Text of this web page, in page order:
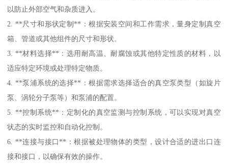
以防止外部空气和杂质进入。
2. **尺寸和形状定制**：根据安装空间和工作需求，量身定制真空
箱、管道或其他组件的尺寸和形状。
3. **材料选择**：选用耐高温、耐腐蚀或其他特定性质的材料，以
适应特定环境或处理特定物质。
4. **泵浦系统的选择**：根据需求选择适合的真空泵类型（如旋片
泵、涡轮分子泵等）和泵浦的配置。
5. **控制系统**：定制化的真空监测与控制系统，可以实现对真空
状态的实时监控和自动化控制。
6. **连接与接口**：根据被处理物体的类型，设计合适的进出口连
接和接口，以确保有效的操作。